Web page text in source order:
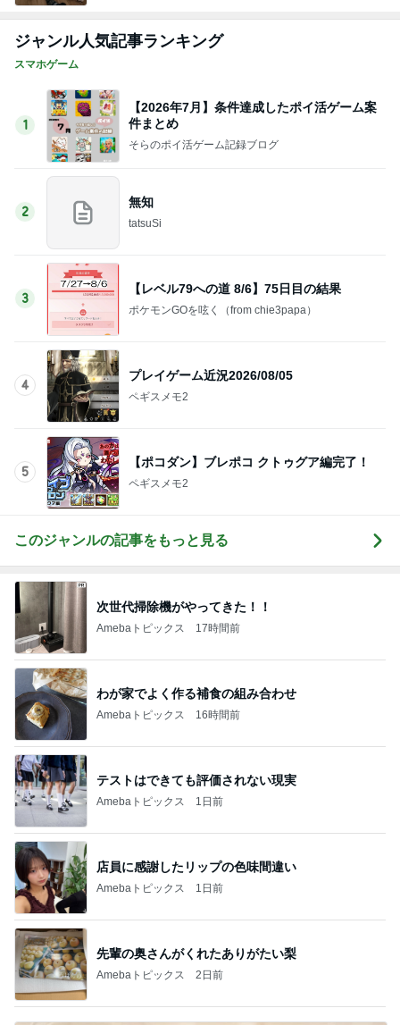
ジャンル人気記事ランキング
スマホゲーム
1
【2026年7月】条件達成したポイ活ゲーム案
件まとめ
そらのポイ活ゲーム記録ブログ
2
無知
tatsuSi
3
【レベル79への道 8/6】75日目の結果
ポケモンGOを呟く（from chie3papa）
4
プレイゲーム近況2026/08/05
ペギスメモ2
5
【ポコダン】ブレポコ クトゥグア編完了！
ペギスメモ2
このジャンルの記事をもっと見る
次世代掃除機がやってきた！！
Amebaトピックス 17時間前
わが家でよく作る補食の組み合わせ
Amebaトピックス 16時間前
テストはできても評価されない現実
Amebaトピックス 1日前
店員に感謝したリップの色味間違い
Amebaトピックス 1日前
先輩の奥さんがくれたありがたい梨
Amebaトピックス 2日前